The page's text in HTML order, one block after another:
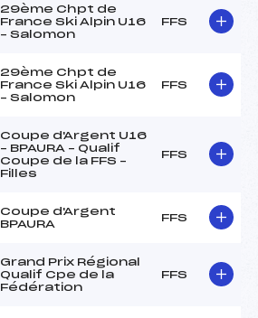
29ème Chpt de
France Ski Alpin U16
– Salomon
FFS
29ème Chpt de
France Ski Alpin U16
– Salomon
FFS
Coupe d'Argent U16
– BPAURA – Qualif
Coupe de la FFS –
Filles
FFS
Coupe d'Argent
BPAURA
FFS
Grand Prix Régional
Qualif Cpe de la
Fédération
FFS